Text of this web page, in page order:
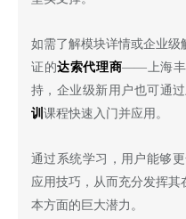
如需了解模块详情或企业级
证的达索代理商——上海丰
持，企业级新用户也可通
训 课程快速入门并应用。
通过系统学习，用户能够
应用技巧，从而充分发挥
本方面的巨大潜力。